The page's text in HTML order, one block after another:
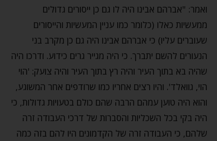
ואמר: "אברהם אבינו היה לו גם כן ייסורים גדולים
ממעשיות כאלו (כלומר כמו עניין המעשיות והייסורים
שעוברים עליו) כי אברהם אבינו היה גם כן מקרב בני
הנעורים להשם יתברך. כי היה מגייר גרים כידוע. ודרכו היה
שהיה בא בתוך העיר והיה רץ בתוך העיר והיה צועק: 'הוי
הוי, גוואלד'. והיו רצים אחריו כמו שרודפים אחר המשוגע,
והוא היה טוען עמהם הרבה שהם כולם בטעויות גדולות, כי
היה בקי בכל השכליות והסברות של דרכי העבודה זרה
שלהם, כי העבודה זרה של הקדמונים היו להם בזה כמה